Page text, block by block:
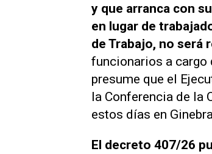
y que arranca con
en lugar de
de Trabajo, no será
funcionarios a cargo
presume que el
la Conferencia de la
estos días en
El decreto 407/26